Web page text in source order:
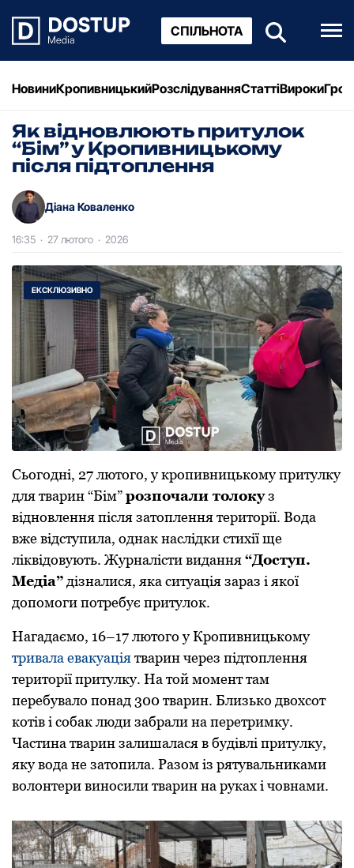
СПІЛЬНОТА
НовиниКропивницькийРозслідуванняСтаттіВироки
Як відновлюють притулок
“Бім” у Кропивницькому
після підтоплення
Діана Коваленко
16:35 · 27 лютого · 2026
Сьогодні, 27 лютого, у кропивницькому притулку
для тварин “Бім”розпочали толокуз
відновлення після затоплення території. Вода
вже відступила, однак наслідки стихії ще
ліквідовують. Журналісти видання“Доступ.
Медіа” дізналися, яка ситуація зараз і якої
допомоги потребує притулок.
Нагадаємо, 16–17 лютого у Кропивницькому
тривала евакуаціятварин через підтоплення
території притулку. На той момент там
перебувало понад 300 тварин. Близько двохсот
котів і собак люди забрали на перетримку.
Частина тварин залишалася в будівлі притулку,
яку вода не затопила. Разом із рятувальниками
волонтери виносили тварин на руках і човнами.